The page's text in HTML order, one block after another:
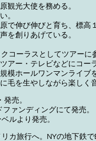
観光大使を務める。
。
で伸び伸びと育ち、標高
を創りあげている。
コーラスとしてツアーに
アー・テレビなどにコー
模ホールワンマンライブ
毛を生やしながら楽しく
売。
ァンディングにて発売。
ルより発売。
カ旅行へ。NYの地下鉄